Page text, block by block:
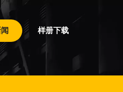
样册下载
热冷却时都没有a≥γ转变,始终保持铁